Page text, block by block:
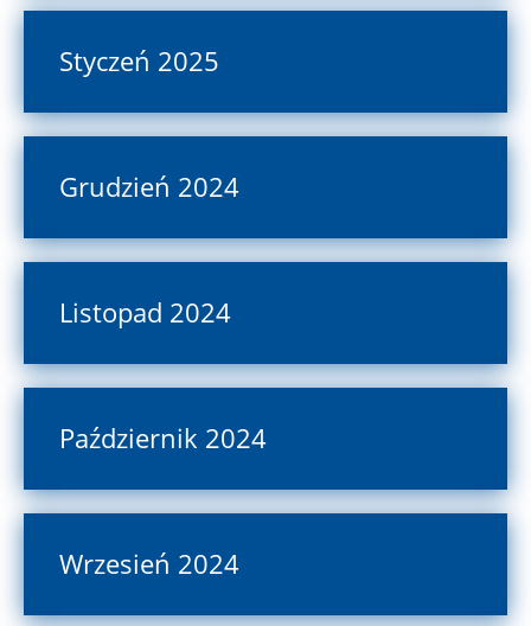
Styczeń 2025
Grudzień 2024
Listopad 2024
Październik 2024
Wrzesień 2024